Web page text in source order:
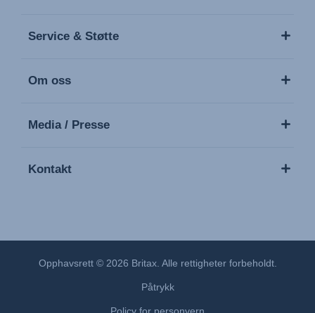
Service & Støtte
Om oss
Media / Presse
Kontakt
Opphavsrett © 2026 Britax. Alle rettigheter forbeholdt.
Påtrykk